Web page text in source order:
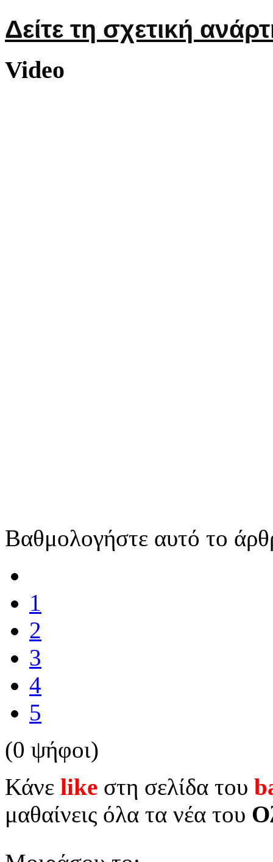
Δείτε τη σχετική
Video
Βαθμολογήστε αυτό το
1
2
3
4
5
(0 ψήφοι)
Κάνε like στη σελίδα του
μαθαίνεις όλα τα νέα του